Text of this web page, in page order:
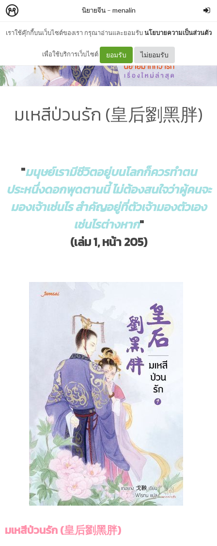
เราใช้คุ๊กกี้บนเว็บไซต์ของเรา กรุณาอ่านและยอมรับนโยบายความเป็นส่วนตัว
เพื่อใช้บริการเว็บไซต์ ยอมรับ ไม่ยอมรับ
นิยายจีน– menalin
มเหสีป่วนรัก (皇后劉黑胖)
"มนุษย์เรามีชีวิตอยู่บนโลกก็ควรทำตน
ประหนึ่งดอกพุดตานนี้ ไม่ต้องสนใจว่าผู้คนจะ
มองเจ้าเช่นไร สำคัญอยู่ที่ตัวเจ้ามองตัวเอง
เช่นไรต่างหาก"
(เล่ม 1, หน้า 205)
มเหสีป่วนรัก (皇后劉黑胖)